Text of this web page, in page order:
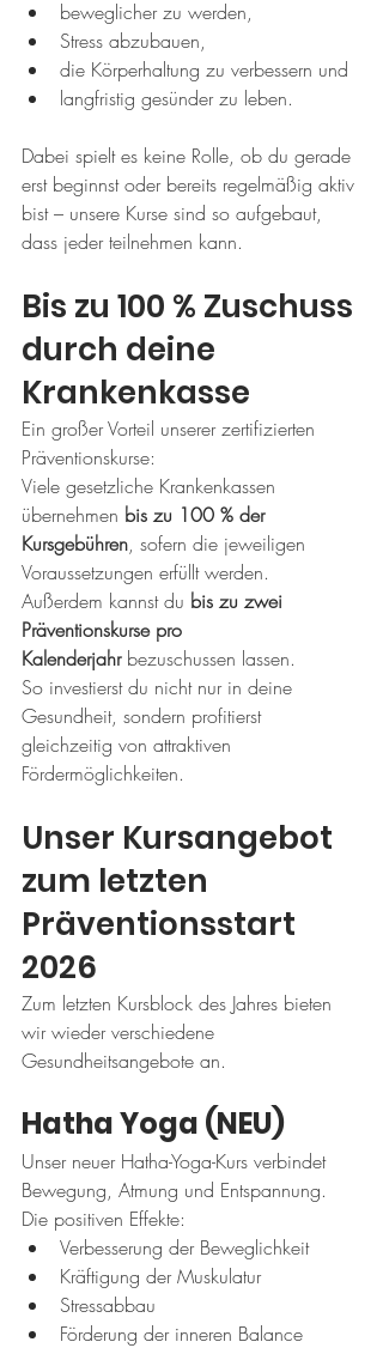
beweglicher zu werden,
Stress abzubauen,
die Körperhaltung zu verbessern und
langfristig gesünder zu leben.
Dabei spielt es keine Rolle, ob du gerade
erst beginnst oder bereits regelmäßig aktiv
bist – unsere Kurse sind so aufgebaut,
dass jeder teilnehmen kann.
Bis zu 100 % Zuschuss
durch deine
Krankenkasse
Ein großer Vorteil unserer zertifizierten
Präventionskurse:
Viele gesetzliche Krankenkassen
übernehmen bis zu 100 % der
Kursgebühren, sofern die jeweiligen
Voraussetzungen erfüllt werden.
Außerdem kannst du bis zu zwei
Präventionskurse pro
Kalenderjahr bezuschussen lassen.
So investierst du nicht nur in deine
Gesundheit, sondern profitierst
gleichzeitig von attraktiven
Fördermöglichkeiten.
Unser Kursangebot
zum letzten
Präventionsstart
2026
Zum letzten Kursblock des Jahres bieten
wir wieder verschiedene
Gesundheitsangebote an.
Hatha Yoga (NEU)
Unser neuer Hatha-Yoga-Kurs verbindet
Bewegung, Atmung und Entspannung.
Die positiven Effekte:
Verbesserung der Beweglichkeit
Kräftigung der Muskulatur
Stressabbau
Förderung der inneren Balance